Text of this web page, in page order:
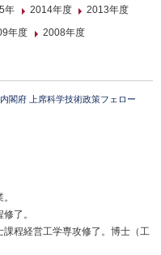
年 2014年度
2013年度
年度 2008年度
閣府 上席科学技術政策フェロー
了。
程経営工学専攻修了。博士（工